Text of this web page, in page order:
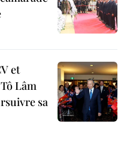
et
Lâm
sa